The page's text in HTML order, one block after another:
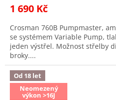
1 690 Kč
Crosman 760B Pumpmaster,
se systémem Variable Pump,
jeden výstřel. Možnost střelby
broky....
Od 18 let
Neomezený
výkon >16J